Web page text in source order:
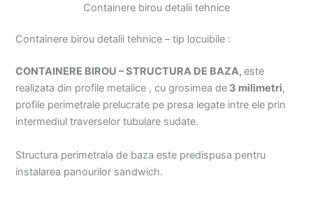
Containere birou detalii tehnice
Containere birou detalii tehnice – tip locuibile :
CONTAINERE BIROU – STRUCTURA DE BAZA,este
realizata din profile metalice , cu grosimea de 3 milimetri,
profile perimetrale prelucrate pe presa legate intre ele prin
intermediul traverselor tubulare sudate.
Structura perimetrala de baza este predispusa pentru
instalarea panourilor sandwich.